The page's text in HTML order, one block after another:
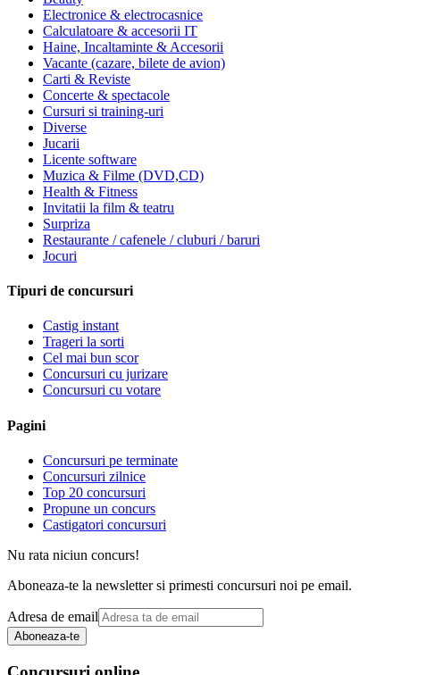
Electronice & electrocasnice
Calculatoare & accesorii IT
Haine, Incaltaminte & Accesorii
Vacante (cazare, bilete de avion)
Carti & Reviste
Concerte & spectacole
Cursuri si training-uri
Diverse
Jucarii
Licente software
Muzica & Filme (DVD,CD)
Health & Fitness
Invitatii la film & teatru
Surpriza
Restaurante / cafenele / cluburi / baruri
Jocuri
Tipuri de concursuri
Castig instant
Trageri la sorti
Cel mai bun scor
Concursuri cu jurizare
Concursuri cu votare
Pagini
Concursuri pe terminate
Concursuri zilnice
Top 20 concursuri
Propune un concurs
Castigatori concursuri
Nu rata niciun concurs!
Aboneaza-te la newsletter si primesti concursuri noi pe email.
Adresa de email
Aboneaza-te